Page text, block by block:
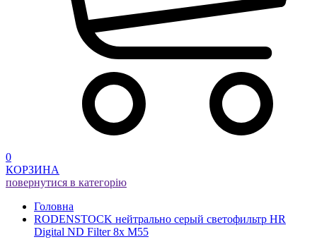
0
КОРЗИНА
повернутися в категорію
Головна
RODENSTOCK нейтрально серый светофильтр HR
Digital ND Filter 8x M55